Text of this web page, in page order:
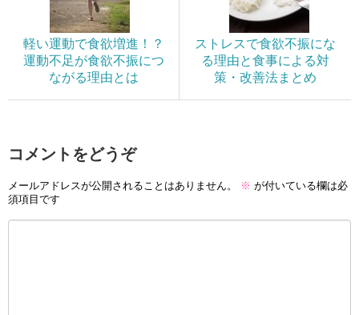
軽い運動で食欲増進！？
運動不足が食欲不振につ
ながる理由とは
ストレスで食欲不振にな
る理由と食事による対
策・改善法まとめ
コメントをどうぞ
メールアドレスが公開されることはありません。 ※ が付いている欄は必
須項目です